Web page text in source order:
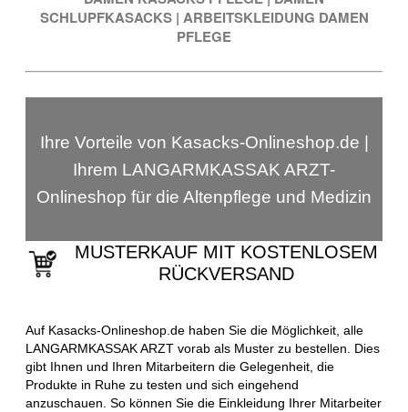
SCHLUPFKASACKS | ARBEITSKLEIDUNG DAMEN
PFLEGE
Ihre Vorteile von Kasacks-Onlineshop.de |
Ihrem LANGARMKASSAK ARZT-
Onlineshop für die Altenpflege und Medizin
MUSTERKAUF MIT KOSTENLOSEM
RÜCKVERSAND
Auf Kasacks-Onlineshop.de haben Sie die Möglichkeit, alle
LANGARMKASSAK ARZT vorab als Muster zu bestellen. Dies
gibt Ihnen und Ihren Mitarbeitern die Gelegenheit, die
Produkte in Ruhe zu testen und sich eingehend
anzuschauen. So können Sie die Einkleidung Ihrer Mitarbeiter